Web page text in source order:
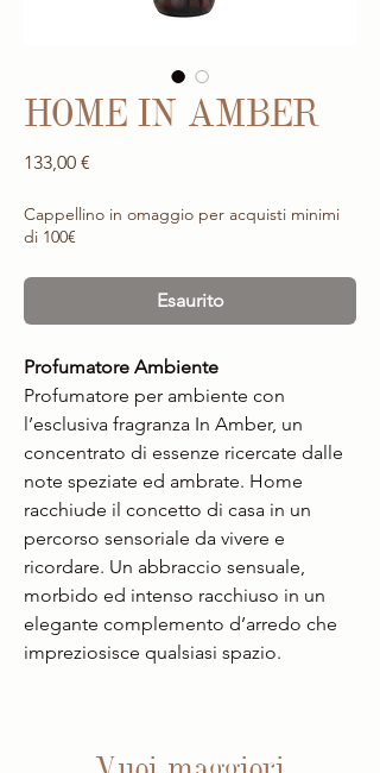
HOME IN AMBER
133,00 €
Cappellino in omaggio per acquisti minimi
di 100€
Esaurito
Profumatore Ambiente
Profumatore per ambiente con
l’esclusiva fragranza In Amber, un
concentrato di essenze ricercate dalle
note speziate ed ambrate. Home
racchiude il concetto di casa in un
percorso sensoriale da vivere e
ricordare. Un abbraccio sensuale,
morbido ed intenso racchiuso in un
elegante complemento d’arredo che
impreziosisce qualsiasi spazio.